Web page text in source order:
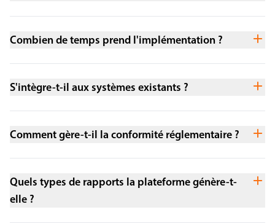
Combien de temps prend l'implémentation ?
S'intègre-t-il aux systèmes existants ?
Comment gère-t-il la conformité réglementaire ?
Quels types de rapports la plateforme génère-t-
elle ?